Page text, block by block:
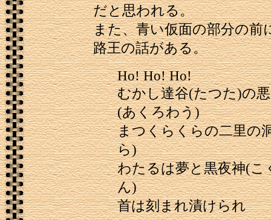
だと思われる。
また、青い仮面の部分の前
路王の話がある。
Ho! Ho! Ho!
むかし達谷(たつた)の
(あくろわう)
まつくらくらの二里の
ら)
わたるは夢と黒夜神(こ
ん)
首は刻まれ漬けられ